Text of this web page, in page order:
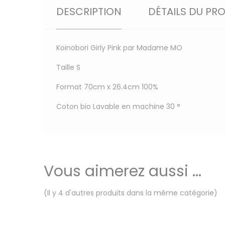
DESCRIPTION DÉTAILS DU
Koinobori Girly Pink par Madame MO
Taille S
Format 70cm x 26.4cm 100%
Coton bio Lavable en machine 30 °
Vous aimerez aussi ...
(Il y 4 d'autres produits dans la même catégorie)